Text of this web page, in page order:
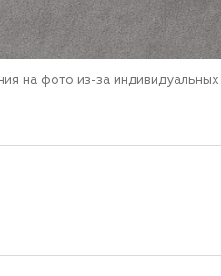
на фото из-за индивидуальных